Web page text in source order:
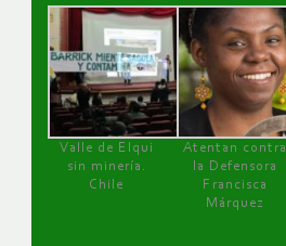
Valle de Elqui
sin minería.
Chile
Atentan contra
la Defensora
Francisca
Márquez